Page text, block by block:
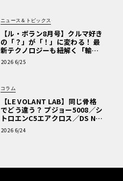
ニュース＆トピックス
【ル・ボラン8月号】クルマ好き
の「？」が「！」に変わる！ 最
新テクノロジーも紐解く「輸入
車Q&A」
2026 6/25
コラム
【LE VOLANT LAB】同じ骨格
でどう違う？ プジョー5008／シ
トロエンC5エアクロス／DS Nº4
読者一気乗りレポート
2026 6/24